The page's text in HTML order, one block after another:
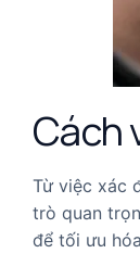
Cách
Từ việc xác
trò quan
để tối ưu